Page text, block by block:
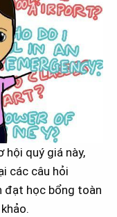
hội quý giá này,
các câu hỏi
đạt học bổng toàn